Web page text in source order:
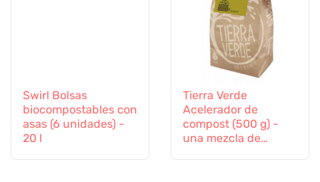
Swirl Bolsas
biocompostables con
asas (6 unidades) -
20 l
Tierra Verde
Acelerador de
compost (500 g) -
una mezcla de